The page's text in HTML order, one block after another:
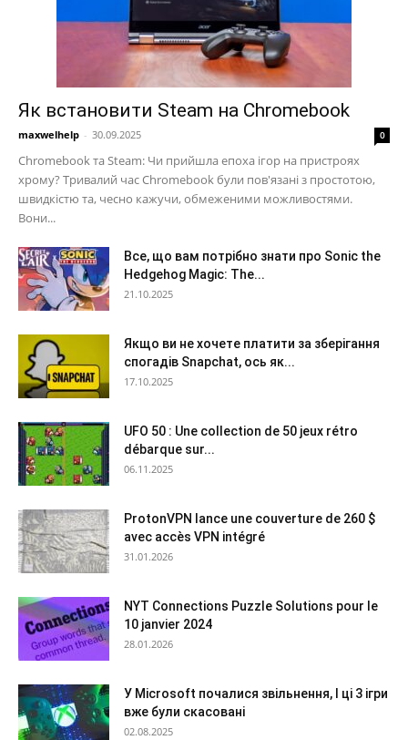
Як встановити Steam на Chromebook
maxwelhelp - 30.09.2025 0
Chromebook та Steam: Чи прийшла епоха ігор на пристроях
хрому? Тривалий час Chromebook були пов'язані з простотою,
швидкістю та, чесно кажучи, обмеженими можливостями.
Вони...
Все, що вам потрібно знати про Sonic the
Hedgehog Magic: The...
21.10.2025
Якщо ви не хочете платити за зберігання
спогадів Snapchat, ось як...
17.10.2025
UFO 50 : Une collection de 50 jeux rétro
débarque sur...
06.11.2025
ProtonVPN lance une couverture de 260 $
avec accès VPN intégré
31.01.2026
NYT Connections Puzzle Solutions pour le
10 janvier 2024
28.01.2026
У Microsoft почалися звільнення, І ці 3 ігри
вже були скасовані
02.08.2025